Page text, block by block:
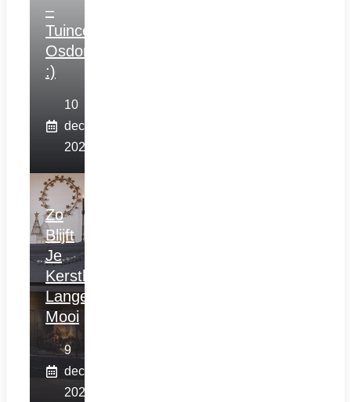
–
Tuincentrum
Osdorp
:)
10
december
2025
Zo
Blijft
Je
Kerstboom
Langer
Mooi
9
december
2025